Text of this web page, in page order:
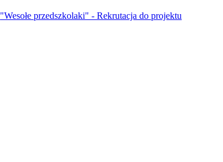
"Wesołe przedszkolaki" - Rekrutacja do projektu